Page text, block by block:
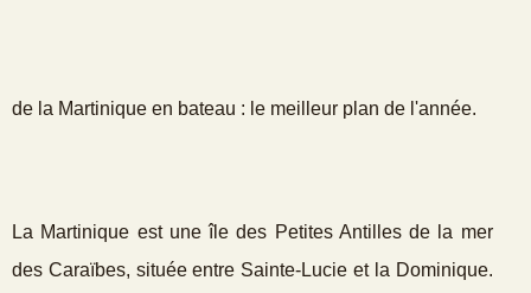
de la Martinique en bateau : le meilleur plan de l'année.
La Martinique est une île des Petites Antilles de la mer
des Caraïbes, située entre Sainte-Lucie et la Dominique.